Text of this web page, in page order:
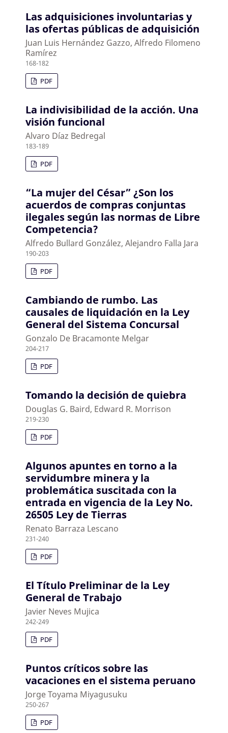
Las adquisiciones involuntarias y
las ofertas públicas de adquisición
Juan Luis Hernández Gazzo, Alfredo Filomeno
Ramírez
168-182
PDF
La indivisibilidad de la acción. Una
visión funcional
Alvaro Díaz Bedregal
183-189
PDF
“La mujer del César” ¿Son los
acuerdos de compras conjuntas
ilegales según las normas de Libre
Competencia?
Alfredo Bullard González, Alejandro Falla Jara
190-203
PDF
Cambiando de rumbo. Las
causales de liquidación en la Ley
General del Sistema Concursal
Gonzalo De Bracamonte Melgar
204-217
PDF
Tomando la decisión de quiebra
Douglas G. Baird, Edward R. Morrison
219-230
PDF
Algunos apuntes en torno a la
servidumbre minera y la
problemática suscitada con la
entrada en vigencia de la Ley No.
26505 Ley de Tierras
Renato Barraza Lescano
231-240
PDF
El Título Preliminar de la Ley
General de Trabajo
Javier Neves Mujica
242-249
PDF
Puntos críticos sobre las
vacaciones en el sistema peruano
Jorge Toyama Miyagusuku
250-267
PDF